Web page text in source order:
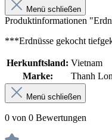
Menü schließen
Produktinformationen
***Erdnüsse gekocht
Herkunftsland: Vietnam
Marke:
Thanh
Menü schließen
0 von 0 Bewertungen